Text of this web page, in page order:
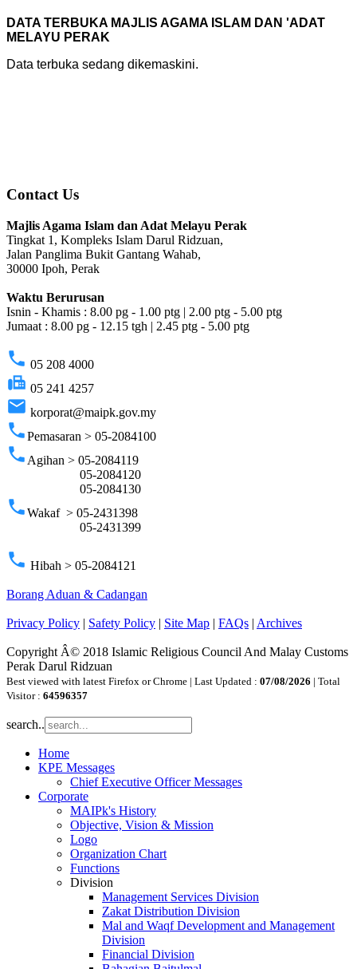
DATA TERBUKA MAJLIS AGAMA ISLAM DAN 'ADAT
MELAYU PERAK
Data terbuka sedang dikemaskini.
Contact Us
Majlis Agama Islam dan Adat Melayu Perak
Tingkat 1, Kompleks Islam Darul Ridzuan,
Jalan Panglima Bukit Gantang Wahab,
30000 Ipoh, Perak
Waktu Berurusan
Isnin - Khamis : 8.00 pg - 1.00 ptg | 2.00 ptg - 5.00 ptg
Jumaat : 8.00 pg - 12.15 tgh | 2.45 ptg - 5.00 ptg
phone 05 208 4000
fax 05 241 4257
email korporat@maipk.gov.my
phonePemasaran > 05-2084100
phone Agihan > 05-2084119
05-2084120
05-2084130
phoneWakaf > 05-2431398
05-2431399
phone Hibah > 05-2084121
Borang Aduan & Cadangan
Privacy Policy | Safety Policy | Site Map | FAQs | Archives
Copyright Â© 2018 Islamic Religious Council And Malay Customs
Perak Darul Ridzuan
Best viewed with latest Firefox or Chrome | Last Updated : 07/08/2026 | Total
Visitor : 64596357
search..
Home
KPE Messages
Chief Executive Officer Messages
Corporate
MAIPk's History
Objective, Vision & Mission
Logo
Organization Chart
Functions
Division
Management Services Division
Zakat Distribution Division
Mal and Waqf Development and Management
Division
Financial Division